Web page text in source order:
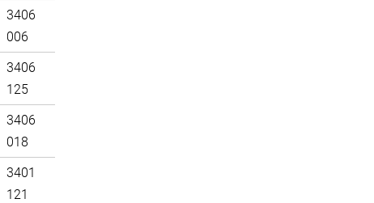
3406
006
3406
125
3406
018
3401
121